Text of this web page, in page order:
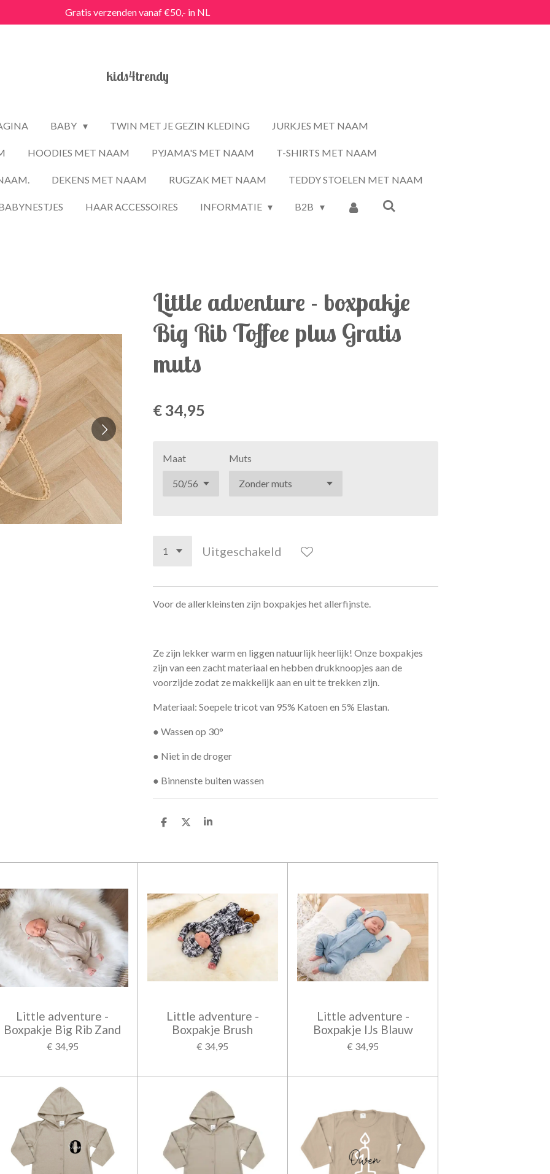
Gratis verzenden vanaf €50,- in NL
kids4trendy
BABY TWIN MET JE GEZIN KLEDING JURKJES MET NAAM
HOODIES MET NAAM PYJAMA'S MET NAAM T-SHIRTS MET NAAM
DEKENS MET NAAM RUGZAK MET NAAM TEDDY STOELEN MET NAAM
HAAR ACCESSOIRES INFORMATIE B2B
Little adventure - boxpakje
Big Rib Toffee plus Gratis
muts
€ 34,95
Maat Muts
Uitgeschakeld
Voor de allerkleinsten zijn boxpakjes het allerfijnste.
Ze zijn lekker warm en liggen natuurlijk heerlijk! Onze boxpakjes
zijn van een zacht materiaal en hebben drukknoopjes aan de
voorzijde zodat ze makkelijk aan en uit te trekken zijn.
Materiaal: Soepele tricot van 95% Katoen en 5% Elastan.
● Wassen op 30°
● Niet in de droger
● Binnenste buiten wassen
D
n
D
S
e
Little adventure -
Boxpakje Big Rib Zand
€ 34,95
Little adventure -
Boxpakje Brush
€ 34,95
Little adventure -
Boxpakje IJs Blauw
€ 34,95